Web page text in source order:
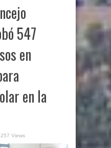
547
en
en la
257 Views